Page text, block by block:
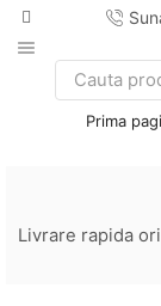
Search
inputPrima
Livrare rapida